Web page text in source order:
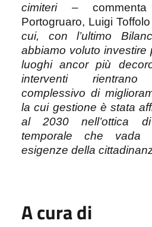
cimiteri–
Portogruaro, Luigi
cui, con l’ultimo
abbiamo voluto investire
luoghi ancor più
interventi
complessivo di
la cui gestione è stata
al 2030 nell’ottica
temporale che vada
esigenze della
A cura di